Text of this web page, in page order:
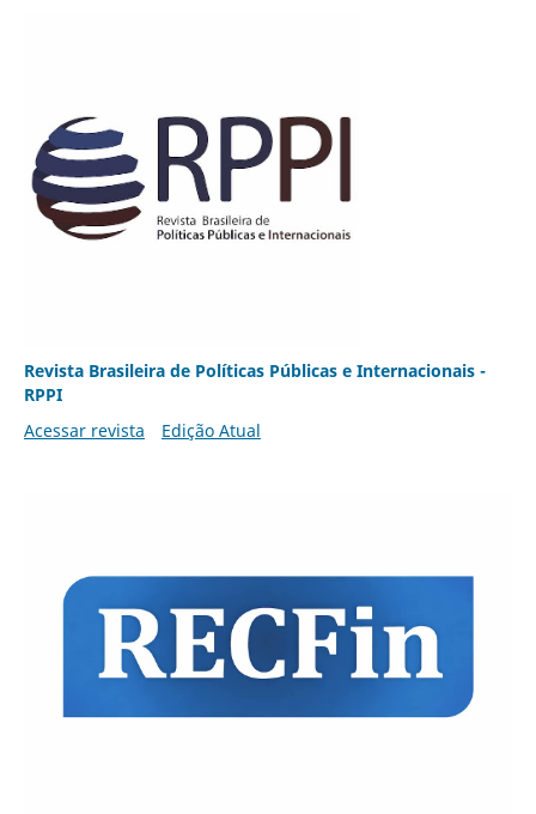
Revista Brasileira de Políticas Públicas e Internacionais -
RPPI
Acessar revista
Edição Atual